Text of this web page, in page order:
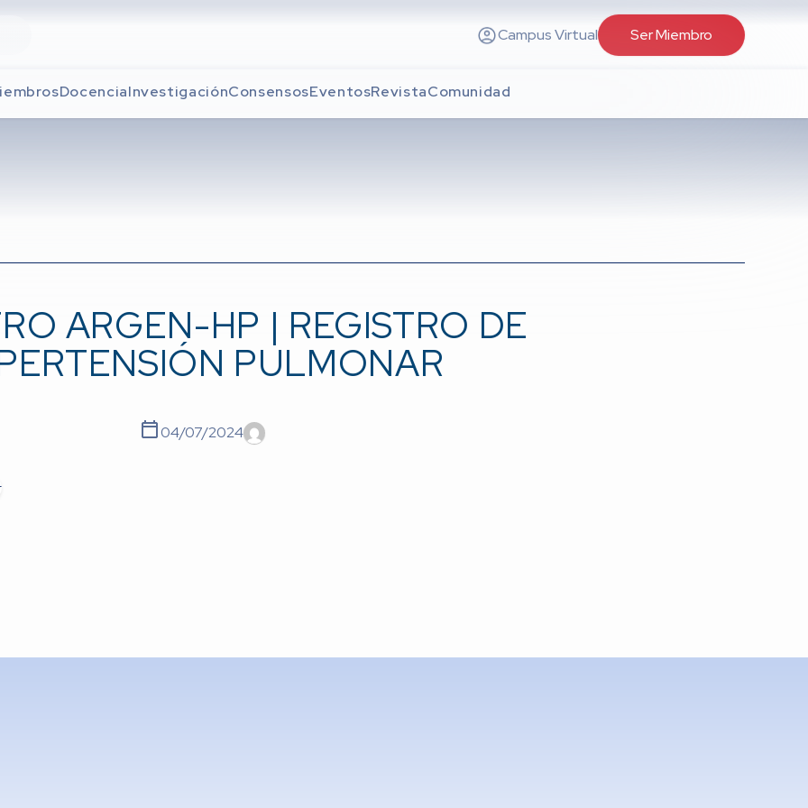
Campus Virtual Ser Miembro
DocenciaInvestigaciónConsensosEventosRevistaComunidad
ARGEN-HP | REGISTRO DE
PULMONAR
04/07/2024